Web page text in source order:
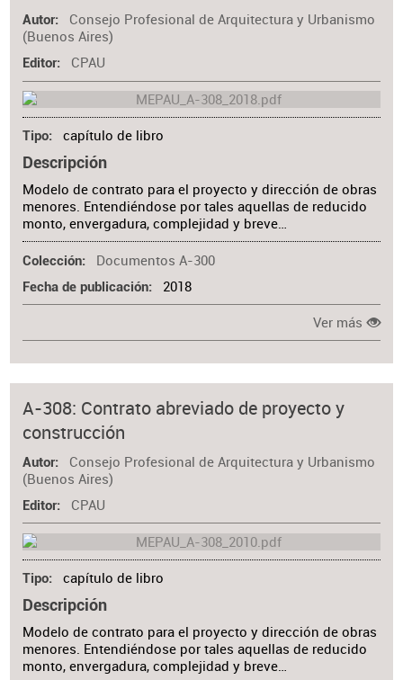
Autor
Consejo Profesional de Arquitectura y Urbanismo
(Buenos Aires)
Editor CPAU
Tipo capítulo de libro
Descripción
Modelo de contrato para el proyecto y dirección de obras
menores. Entendiéndose por tales aquellas de reducido
monto, envergadura, complejidad y breve…
Colección Documentos A-300
Fecha de publicación 2018
Ver más
A-308: Contrato abreviado de proyecto y
construcción
Autor
Consejo Profesional de Arquitectura y Urbanismo
(Buenos Aires)
Editor CPAU
Tipo capítulo de libro
Descripción
Modelo de contrato para el proyecto y dirección de obras
menores. Entendiéndose por tales aquellas de reducido
monto, envergadura, complejidad y breve…